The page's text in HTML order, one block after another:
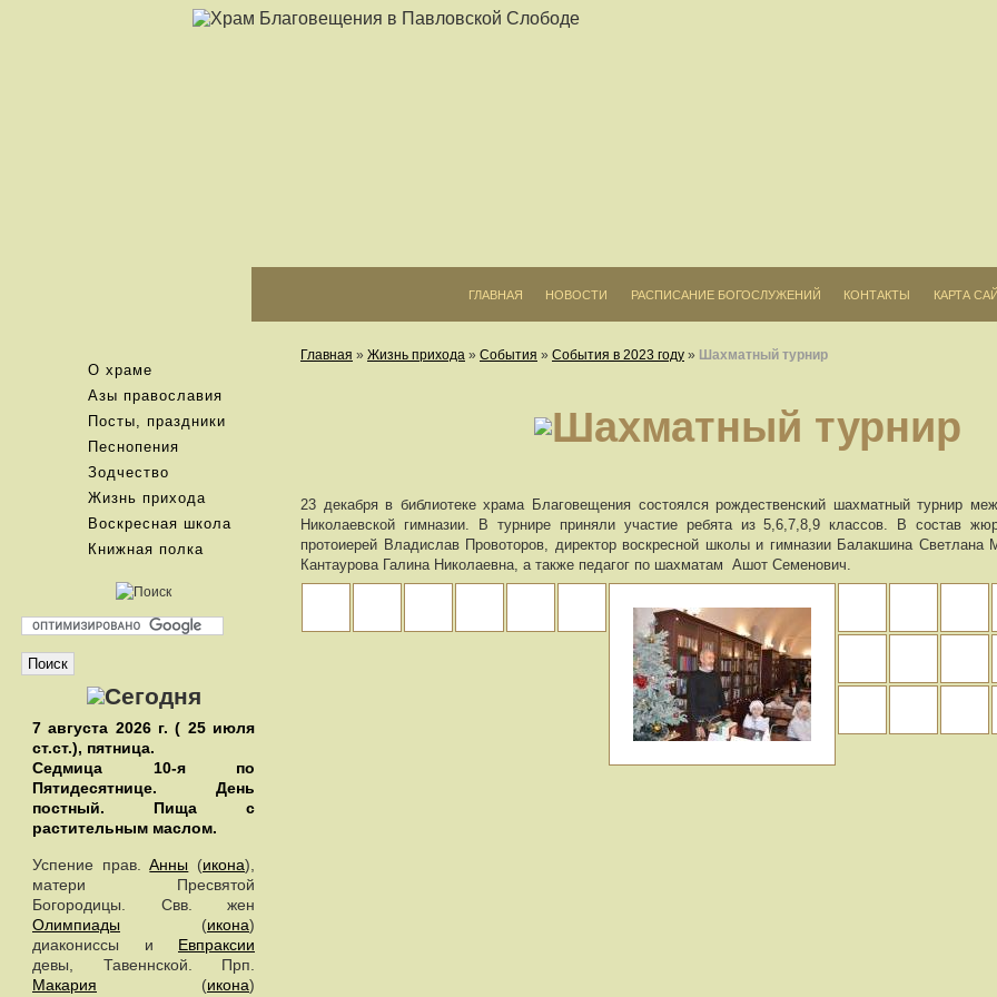
ГЛАВНАЯ НОВОСТИ РАСПИСАНИЕ БОГОСЛУЖЕНИЙ КОНТАКТЫ КАРТА
О храме
Азы православия
Посты, праздники
Песнопения
Зодчество
Жизнь прихода
Воскресная школа
Книжная полка
7 августа 2026 г. ( 25 июля
ст.ст.), пятница.
Седмица 10-я по
Пятидесятнице. День
постный. Пища с
растительным маслом.
Успение прав.Анны (икона),
матери Пресвятой
Богородицы. Свв. жен
Олимпиады (икона)
диакониссы и Евпраксии
девы, Тавеннской. Прп.
Макария (икона)
Главная » Жизнь прихода » События » События в 2023 году » Шахматный турнир
23 декабря в библиотеке храма Благовещения состоялся рождественский шахматный турнир
Николаевской гимназии. В турнире приняли участие ребята из 5,6,7,8,9 классов. В состав
протоиерей Владислав Провоторов, директор воскресной школы и гимназии Балакшина Светлана
Кантаурова Галина Николаевна, а также педагог по шахматам Ашот Семенович.